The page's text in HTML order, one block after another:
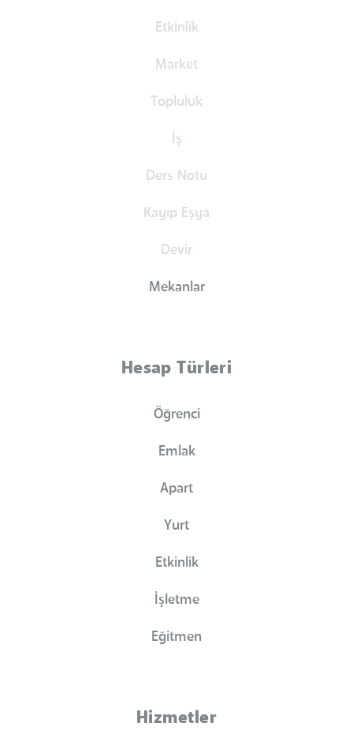
Etkinlik
Market
Topluluk
İş
Ders Notu
Kayıp Eşya
Devir
Mekanlar
Hesap Türleri
Öğrenci
Emlak
Apart
Yurt
Etkinlik
İşletme
Eğitmen
Hizmetler